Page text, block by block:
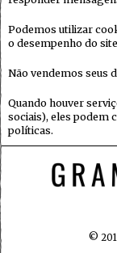
Podemos utilizar
o desempenho do
Não vendemos seus
Quando houver
sociais), eles podem
políticas.
©